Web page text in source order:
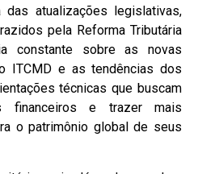
das atualizações legislativas,
pela Reforma Tributária
constante sobre as novas
ITCMD e as tendências dos
técnicas que buscam
financeiros e trazer mais
o patrimônio global de seus